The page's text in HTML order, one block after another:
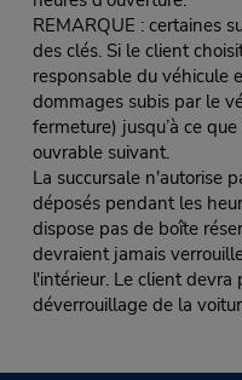
REMARQUE : certaines
des clés. Si le client
responsable du véhicule
dommages subis par le
fermeture) jusqu’à ce
ouvrable suivant.
La succursale n'autorise
déposés pendant les
dispose pas de boîte
devraient jamais
l'intérieur. Le client devra
déverrouillage de la